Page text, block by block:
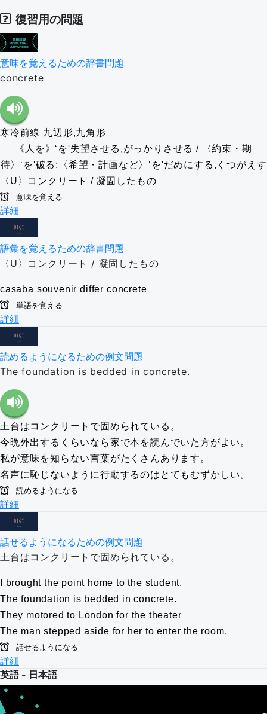
復習用の問題
意味を覚えるための辞書問題
concrete
寒冷前線 九辺形,九角形
《人を》‘を'失望させる,がっかりさせる / 〈約束・期
待〉‘を'破る;〈希望・計画など〉‘を'だめにする,くつがえす
〈U〉コンクリート / 凝固したもの
意味を覚える
詳細
語彙を覚えるための辞書問題
〈U〉コンクリート / 凝固したもの
casaba souvenir differ concrete
単語を覚える
詳細
読めるようになるための例文問題
The foundation is bedded in concrete.
土台はコンクリートで固められている。
今晩外出するくらいなら家で本を読んでいた方がよい。
私が意味を知らない言葉がたくさんあります。
名声に恥じないように行動するのはとてもむずかしい。
読めるようになる
詳細
話せるようになるための例文問題
土台はコンクリートで固められている。
I brought the point home to the student.
The foundation is bedded in concrete.
They motored to London for the theater
The man stepped aside for her to enter the room.
話せるようになる
詳細
英語 - 日本語